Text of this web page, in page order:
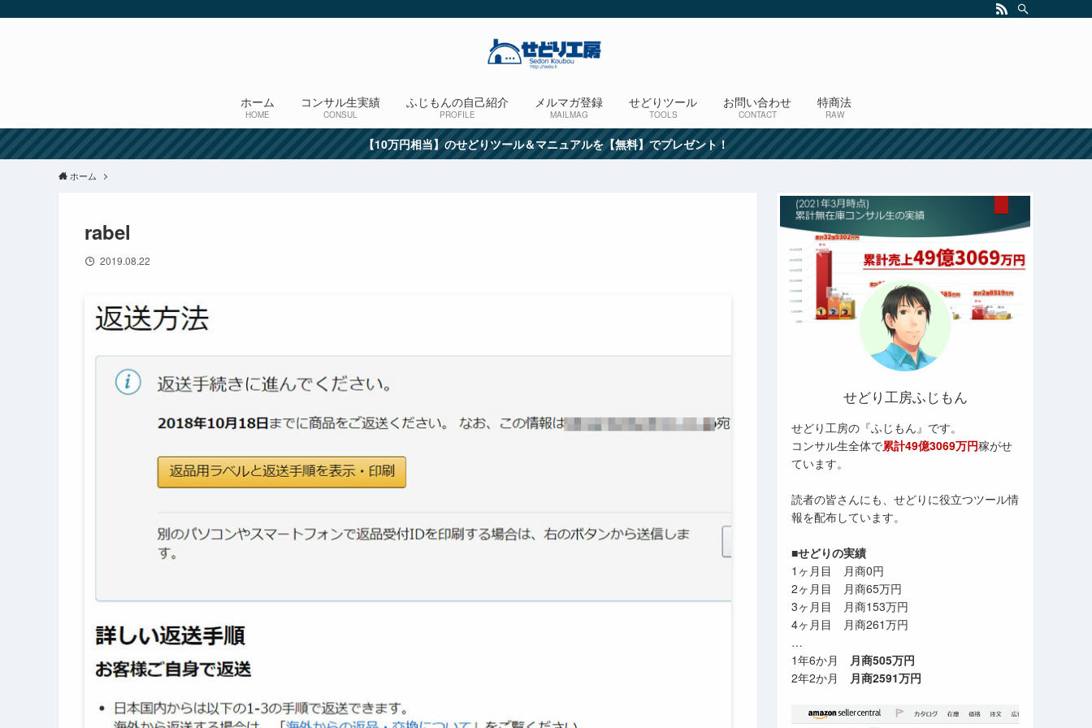
ホーム
HOME
コンサル生実績
CONSUL
ふじもんの自己紹介
PROFILE
メルマガ登録
MAILMAG
せどりツール
TOOLS
お問い合わせ
CONTACT
特商法
RAW
【10万円相当】のせどりツール＆マニュアルを【無料】でプレゼント！
ホーム
rabel
2019.08.22
せどり工房ふじもん
せどり工房の『ふじもん』です。
コンサル生全体で累計49億3069万円稼がせ
ています。
読者の皆さんにも、せどりに役立つツール情
報を配布しています。
■せどりの実績
1ヶ月目 月商0円
2ヶ月目 月商65万円
3ヶ月目 月商153万円
4ヶ月目 月商261万円
…
1年6か月 月商505万円
2年2か月 月商2591万円